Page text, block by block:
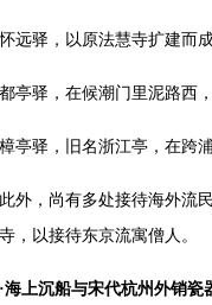
怀远驿，以原法慧寺扩建而
都亭驿，在候潮门里泥路西
樟亭驿，旧名浙江亭，在跨
此外，尚有多处接待海外流
，以接待东京流寓僧人。
·海上沉船与宋代杭州外销瓷